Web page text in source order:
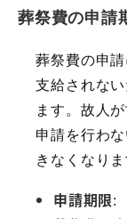
葬祭費の申請
葬祭費の申
支給されな
ます。故人
申請を行わ
きなくなりま
申請期限: